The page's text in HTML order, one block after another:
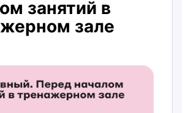
занятий в
зале